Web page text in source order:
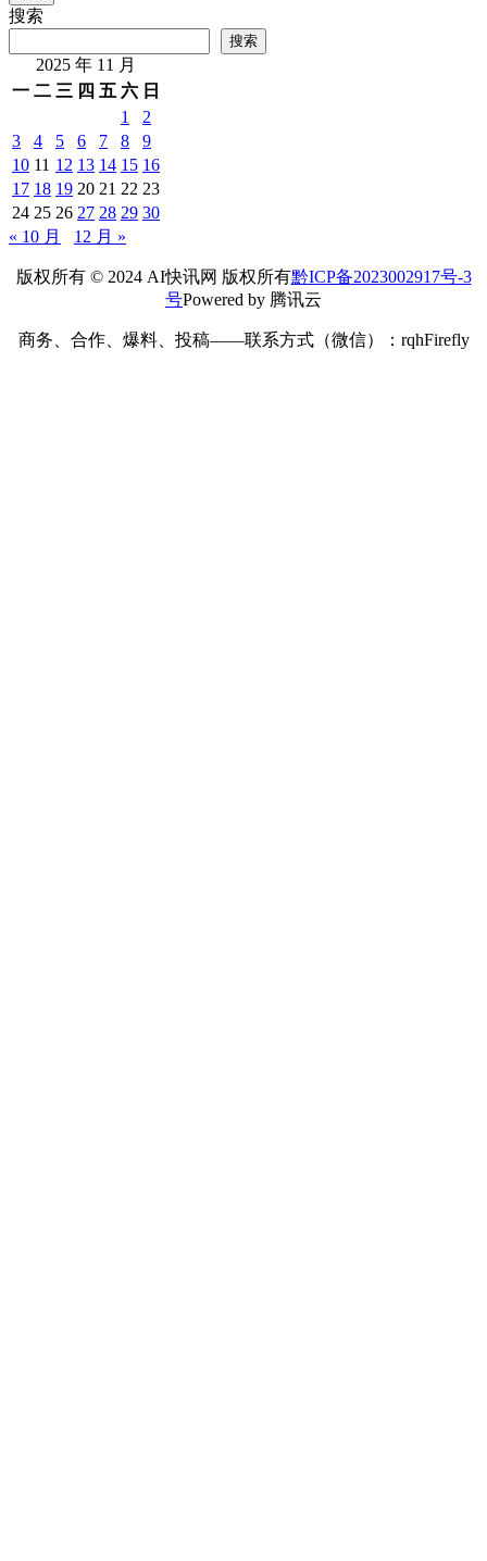
搜索
搜索
2025 年 11 月
一 二 三 四 五 六 日
1
2
3
4 5 6 7 8
9
10 11 12 13 14 15 16
17 18 19 20 21 22 23
24 25 26 27 28 29 30
« 10 月
12 月 »
版权所有 © 2024 AI快讯网 版权所有黔ICP备2023002917号-3
号Powered by 腾讯云
商务、合作、爆料、投稿——联系方式（微信）：rqhFirefly